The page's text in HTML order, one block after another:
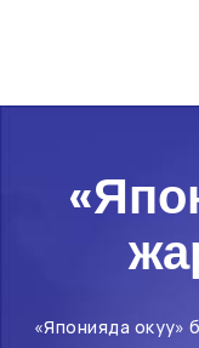
«Японияда окуу»